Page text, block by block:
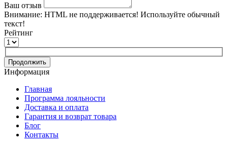
Ваш отзыв
Внимание: HTML не поддерживается! Используйте обычный
текст!
Рейтинг
Продолжить
Информация
Главная
Программа лояльности
Доставка и оплата
Гарантия и возврат товара
Блог
Контакты